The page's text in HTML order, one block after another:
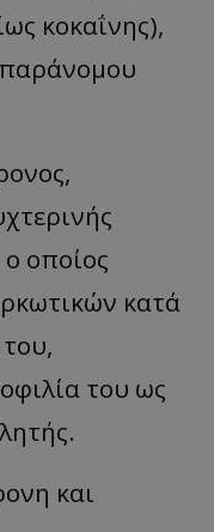
κοκαΐνης),
οποίος
κατά
του ως
και